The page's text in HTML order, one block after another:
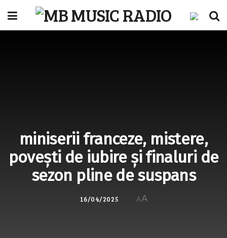
miniserii franceze, mistere,
povești de iubire și finaluri de
sezon pline de suspans
16/04/2025 A A